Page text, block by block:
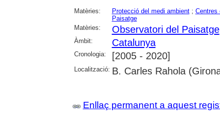
Matèries: Protecció del medi ambient; Centres
Paisatge
Matèries:
Observatori del Paisatge
Àmbit: Catalunya
Cronologia: [2005 - 2020]
Localització: B. Carles Rahola
Enllaç permanent a aquest